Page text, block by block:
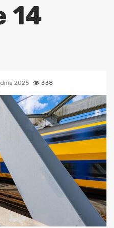
14
2025 338